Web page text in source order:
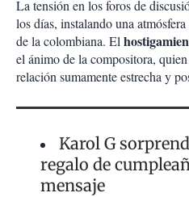
La tensión en los foros de
los días, instalando una
de la colombiana. El
el ánimo de la compositora,
relación sumamente estrecha y
Karol G
regalo de
mensaje